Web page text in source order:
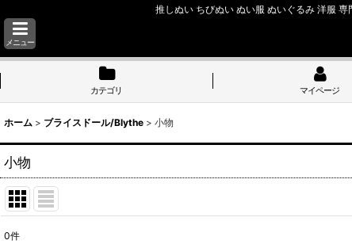
推しぬい ちびぬい ぬい服 ぬいぐるみ 洋服
メニュー
カテゴリ マイページ
ホーム > ブライスドール/Blythe > 小物
小物
0件